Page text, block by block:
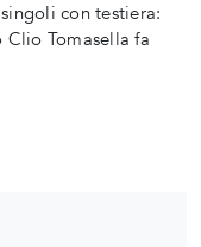
con testiera:
Tomasella fa